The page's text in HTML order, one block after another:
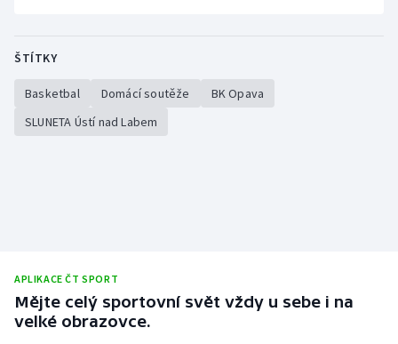
ŠTÍTKY
Basketbal Domácí soutěže
BK Opava
SLUNETA Ústí nad Labem
APLIKACE ČT SPORT
Mějte celý sportovní svět vždy u sebe i na
velké obrazovce.